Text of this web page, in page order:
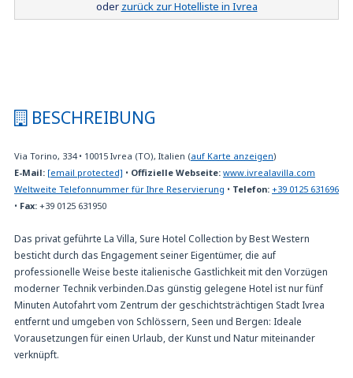
oder zurück zur Hotelliste in Ivrea
BESCHREIBUNG
Via Torino, 334• 10015 Ivrea (TO), Italien (auf Karte anzeigen)
E-Mail: [email protected] • Offizielle Webseite: www.ivrealavilla.com
Weltweite Telefonnummer für Ihre Reservierung • Telefon: +39 0125 631696
• Fax: +39 0125 631950
Das privat geführte La Villa, Sure Hotel Collection by Best Western
besticht durch das Engagement seiner Eigentümer, die auf
professionelle Weise beste italienische Gastlichkeit mit den Vorzügen
moderner Technik verbinden.Das günstig gelegene Hotel ist nur fünf
Minuten Autofahrt vom Zentrum der geschichtsträchtigen Stadt Ivrea
entfernt und umgeben von Schlössern, Seen und Bergen: Ideale
Vorausetzungen für einen Urlaub, der Kunst und Natur miteinander
verknüpft.